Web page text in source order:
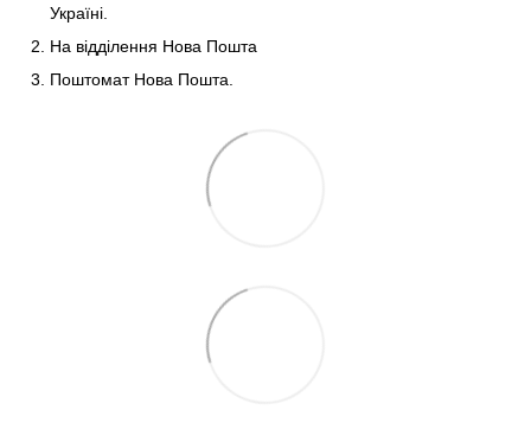
Україні.
На відділення Нова Пошта
Поштомат Нова Пошта.